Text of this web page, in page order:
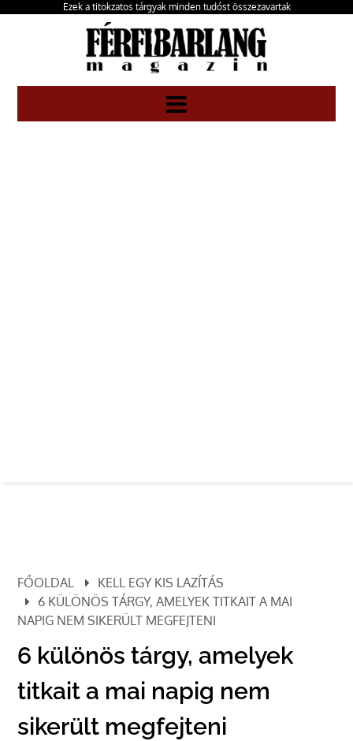
Ezek a titokzatos tárgyak minden tudóst összezavartak
FŐOLDAL
KELL EGY KIS LAZÍTÁS
6 KÜLÖNÖS TÁRGY, AMELYEK TITKAIT A MAI
NAPIG NEM SIKERÜLT MEGFEJTENI
6 különös tárgy, amelyek
titkait a mai napig nem
sikerült megfejteni